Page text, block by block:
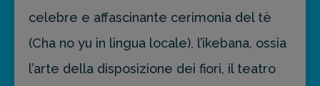
celebre e affascinante cerimonia del tè
(Cha no yu in lingua locale), l’ikebana, ossia
l’arte della disposizione dei fiori, il teatro